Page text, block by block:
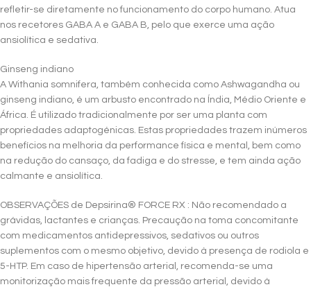
refletir-se diretamente no funcionamento do corpo humano. Atua
nos recetores GABA A e GABA B, pelo que exerce uma ação
ansiolítica e sedativa.
Ginseng indiano
A Withania somnifera, também conhecida como Ashwagandha ou
ginseng indiano, é um arbusto encontrado na Índia, Médio Oriente e
África. É utilizado tradicionalmente por ser uma planta com
propriedades adaptogénicas. Estas propriedades trazem inúmeros
benefícios na melhoria da performance física e mental, bem como
na redução do cansaço, da fadiga e do stresse, e tem ainda ação
calmante e ansiolítica.
OBSERVAÇÕES de Depsirina® FORCE RX : Não recomendado a
grávidas, lactantes e crianças. Precaução na toma concomitante
com medicamentos antidepressivos, sedativos ou outros
suplementos com o mesmo objetivo, devido à presença de rodiola e
5-HTP. Em caso de hipertensão arterial, recomenda-se uma
monitorização mais frequente da pressão arterial, devido à